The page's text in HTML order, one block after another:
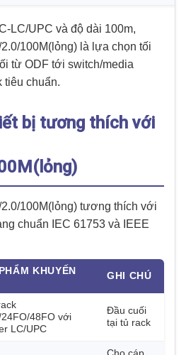
LC/UPC và độ dài 100m,
100M(lỏng) là lựa chọn tối
từ ODF tới switch/media
tiêu chuẩn.
bị tương thích với
100M(lỏng) tương thích với
chuẩn IEC 61753 và IEEE
KHUYẾN
GHI CHÚ
48FO với
LC/UPC
Đầu cuối
tại tủ rack